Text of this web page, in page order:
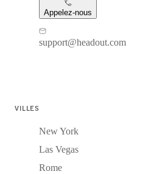
Appelez-nous
support@headout.com
VILLES
New York
Las Vegas
Rome